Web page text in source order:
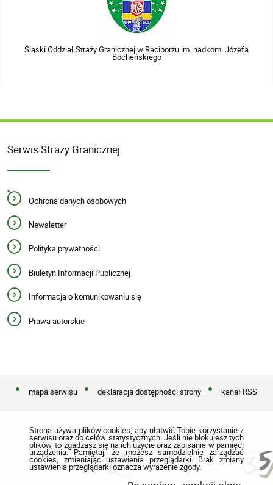
Śląski Oddział Straży Granicznej w Raciborzu im. nadkom. Józefa
Bocheńskiego
Serwis Straży Granicznej
<
Ochrona danych osobowych
Newsletter
Polityka prywatności
Biuletyn Informacji Publicznej
Informacja o komunikowaniu się
Prawa autorskie
mapa serwisu deklaracja dostępności strony kanał RSS
Strona używa plików cookies, aby ułatwić Tobie korzystanie z
serwisu oraz do celów statystycznych. Jeśli nie blokujesz tych
plików, to zgadzasz się na ich użycie oraz zapisanie w pamięci
urządzenia. Pamiętaj, że możesz samodzielnie zarządzać
cookies, zmieniając ustawienia przeglądarki. Brak zmiany
ustawienia przeglądarki oznacza wyrażenie zgody.